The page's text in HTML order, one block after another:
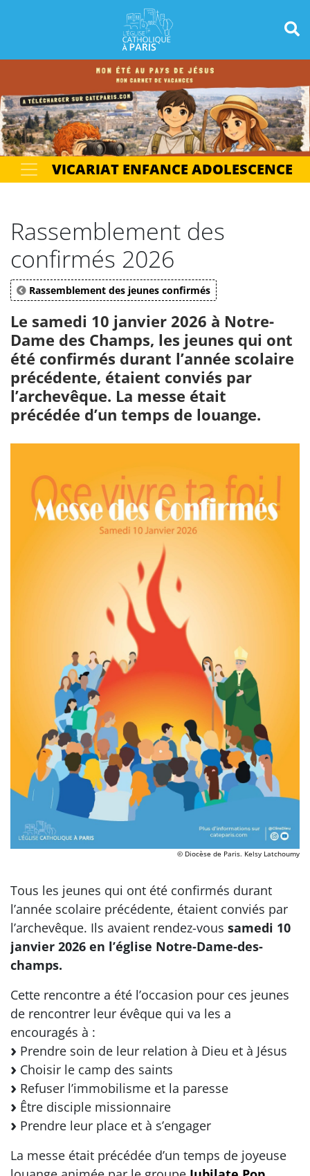
VICARIAT ENFANCE ADOLESCENCE
Rassemblement des
confirmés 2026
Rassemblement des jeunes confirmés
Le samedi 10 janvier 2026 à Notre-
Dame des Champs, les jeunes qui ont
été confirmés durant l’année scolaire
précédente, étaient conviés par
l’archevêque. La messe était
précédée d’un temps de louange.
© Diocèse de Paris. Kelsy Latchoumy
Tous les jeunes qui ont été confirmés durant
l’année scolaire précédente, étaient conviés par
l’archevêque. Ils avaient rendez-vous samedi 10
janvier 2026 en l’église Notre-Dame-des-
champs.
Cette rencontre a été l’occasion pour ces jeunes
de rencontrer leur évêque qui va les a
encouragés à :
Prendre soin de leur relation à Dieu et à Jésus
Choisir le camp des saints
Refuser l’immobilisme et la paresse
Être disciple missionnaire
Prendre leur place et à s’engager
La messe était précédée d’un temps de joyeuse
Panneau de gestion des cookies